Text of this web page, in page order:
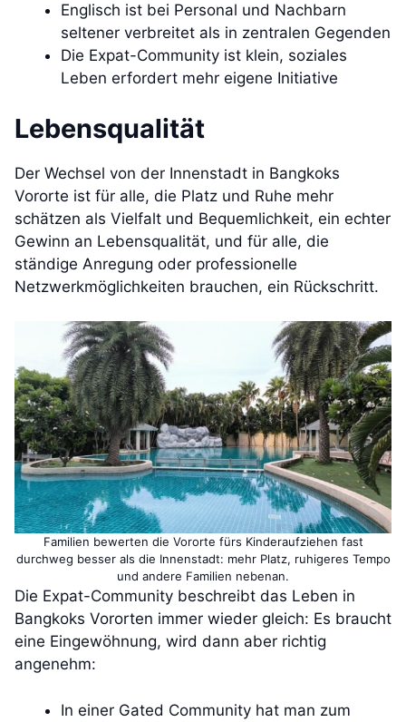
Englisch ist bei Personal und Nachbarn
seltener verbreitet als in zentralen Gegenden
Die Expat-Community ist klein, soziales
Leben erfordert mehr eigene Initiative
Lebensqualität
Der Wechsel von der Innenstadt in Bangkoks
Vororte ist für alle, die Platz und Ruhe mehr
schätzen als Vielfalt und Bequemlichkeit, ein echter
Gewinn an Lebensqualität, und für alle, die
ständige Anregung oder professionelle
Netzwerkmöglichkeiten brauchen, ein Rückschritt.
Familien bewerten die Vororte fürs Kinderaufziehen fast
durchweg besser als die Innenstadt: mehr Platz, ruhigeres Tempo
und andere Familien nebenan.
Die Expat-Community beschreibt das Leben in
Bangkoks Vororten immer wieder gleich: Es braucht
eine Eingewöhnung, wird dann aber richtig
angenehm:
In einer Gated Community hat man zum